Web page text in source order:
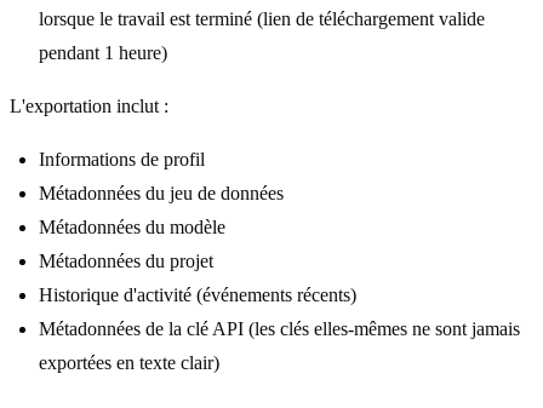
lorsque le travail est terminé (lien de téléchargement valide
pendant 1 heure)
L'exportation inclut :
Informations de profil
Métadonnées du jeu de données
Métadonnées du modèle
Métadonnées du projet
Historique d'activité (événements récents)
Métadonnées de la clé API (les clés elles-mêmes ne sont jamais
exportées en texte clair)